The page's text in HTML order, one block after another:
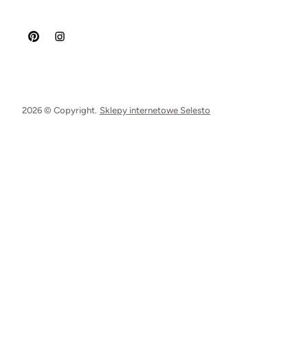
2026 © Copyright. Sklepy internetowe Selesto